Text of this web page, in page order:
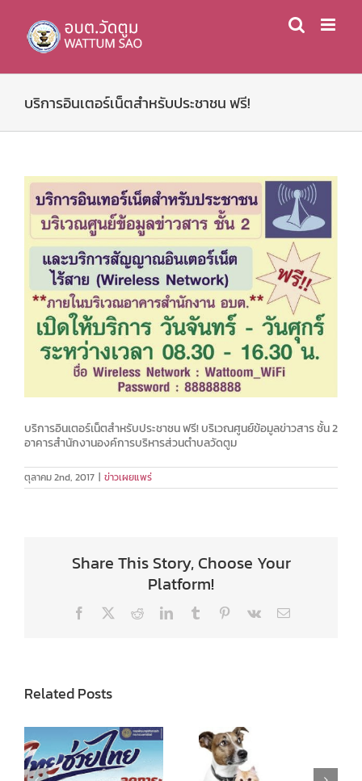
content
บริการอินเตอร์เน็ตสำหรับประชาชน ฟรี!
View
Larger
Image
บริการอินเตอร์เน็ตสำหรับประชาชน ฟรี! บริเวณศูนย์ข้อมูลข่าวสาร ชั้น 2
อาคารสำนักงานองค์การบริหารส่วนตำบลวัดตูม
ตุลาคม 2nd, 2017 | ข่าวเผยแพร่
Share This Story, Choose Your
Platform!
Facebook RedditLinkedInTumblr Pinterest
Vk Email
Related Posts